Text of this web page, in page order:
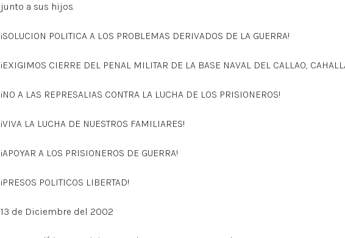
junto a sus hijos.
¡SOLUCION POLITICA A LOS PROBLEMAS DERIVADOS DE LA GUERRA!
¡EXIGIMOS CIERRE DEL PENAL MILITAR DE LA BASE NAVAL DEL CALLAO,
¡NO A LAS REPRESALIAS CONTRA LA LUCHA DE LOS PRISIONEROS!
¡VIVA LA LUCHA DE NUESTROS FAMILIARES!
¡APOYAR A LOS PRISIONEROS DE GUERRA!
¡PRESOS POLITICOS LIBERTAD!
13 de Diciembre del 2002